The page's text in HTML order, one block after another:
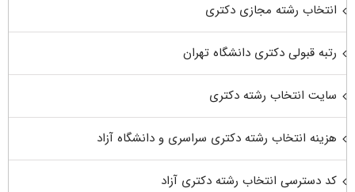
انتخاب رشته مجازی دکتری
رتبه قبولی دکتری دانشگاه تهران
سایت انتخاب رشته دکتری
هزینه انتخاب رشته دکتری سراسری و دانشگاه آزاد
کد دسترسی انتخاب رشته دکتری آزاد